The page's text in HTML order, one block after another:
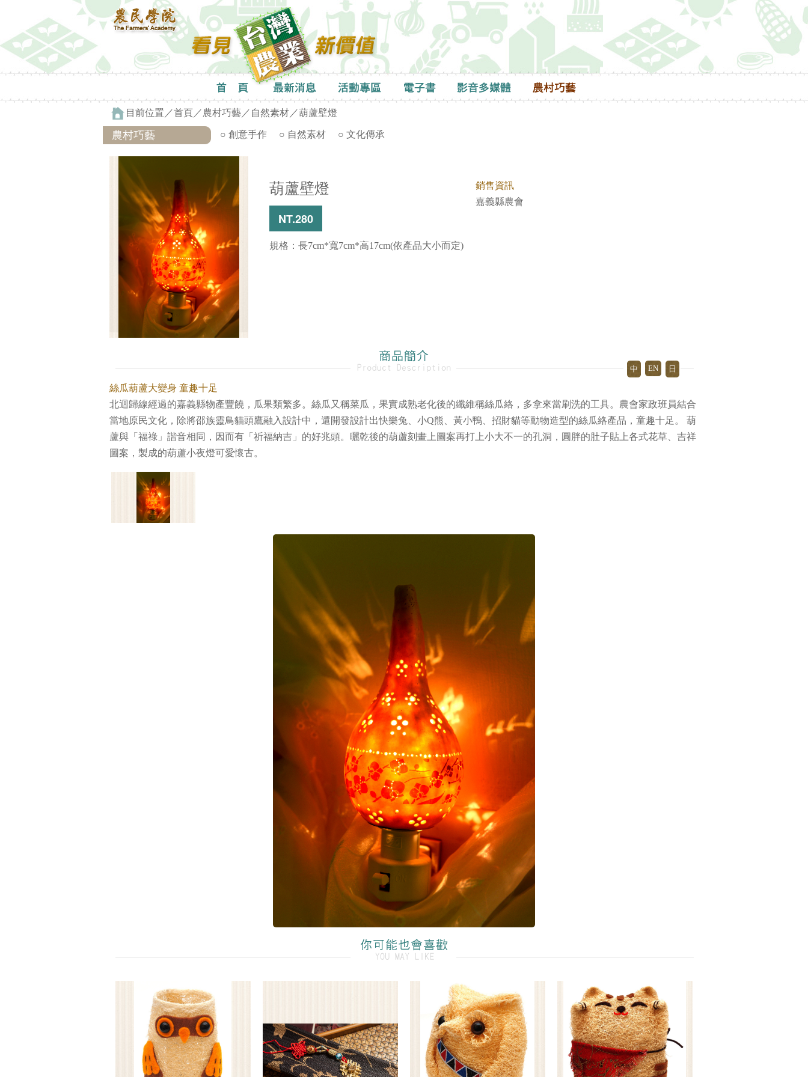
目前位置／首頁／ 農村巧藝 ／ 自然素材／葫蘆壁燈
農村巧藝 ○ 創意手作 ○ 自然素材 ○ 文化傳承
葫蘆壁燈
銷售資訊
嘉義縣農會
NT.280
規格：長7cm*寬7cm*高17cm(依產品大小而定)
日
EN
中
絲瓜葫蘆大變身 童趣十足
北迴歸線經過的嘉義縣物產豐饒，瓜果類繁多。絲瓜又稱菜瓜，果實成熟老化後的纖維稱絲瓜絡，多拿來當刷洗的工具。農會家政班員結合
當地原民文化，除將邵族靈鳥貓頭鷹融入設計中，還開發設計出快樂兔、小Q熊、黃小鴨、招財貓等動物造型的絲瓜絡產品，童趣十足。 葫
蘆與「福祿」諧音相同，因而有「祈福納吉」的好兆頭。曬乾後的葫蘆刻畫上圖案再打上小大不一的孔洞，圓胖的肚子貼上各式花草、吉祥
圖案，製成的葫蘆小夜燈可愛懷古。